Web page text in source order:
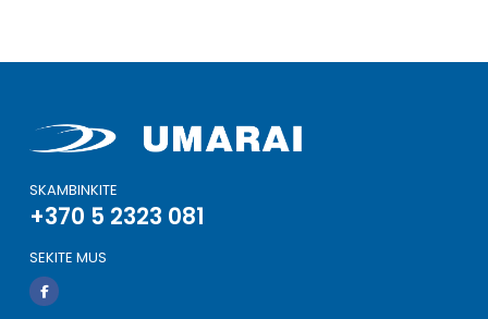
SKAMBINKITE
+370 5 2323 081
SEKITE MUS